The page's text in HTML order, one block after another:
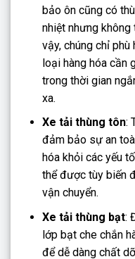
bảo ôn cũng có
nhiệt nhưng không
vậy, chúng chỉ
loại hàng hóa cần
trong thời gian
xa.
Xe tải thùng tôn:
đảm bảo sự an
hóa khỏi các yếu
thể được tùy biến
vận chuyển.
Xe tải thùng bạt:
lớp bạt che chắn
để dễ dàng chất